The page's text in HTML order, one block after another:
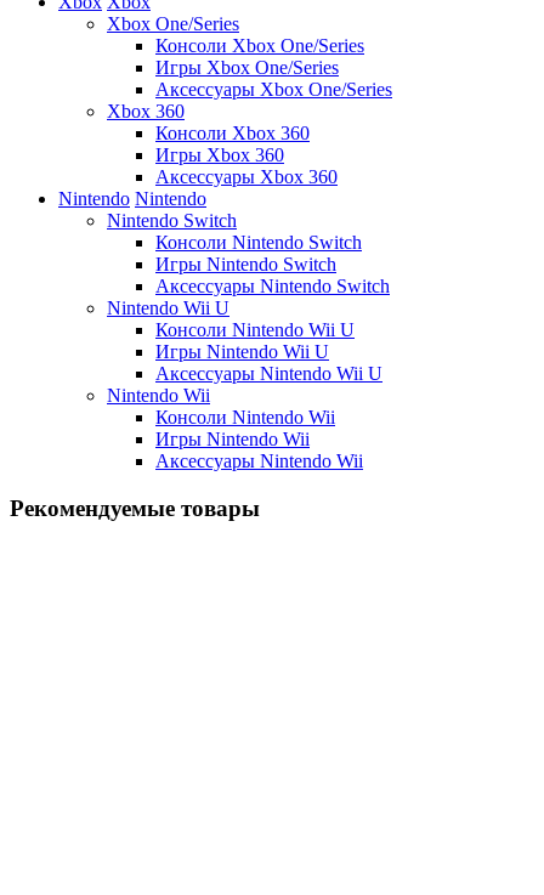
Xbox One/Series
Консоли Xbox One/Series
Игры Xbox One/Series
Аксессуары Xbox One/Series
Xbox 360
Консоли Xbox 360
Игры Xbox 360
Аксессуары Xbox 360
Nintendo Nintendo
Nintendo Switch
Консоли Nintendo Switch
Игры Nintendo Switch
Аксессуары Nintendo Switch
Nintendo Wii U
Консоли Nintendo Wii U
Игры Nintendo Wii U
Аксессуары Nintendo Wii U
Nintendo Wii
Консоли Nintendo Wii
Игры Nintendo Wii
Аксессуары Nintendo Wii
Рекомендуемые товары